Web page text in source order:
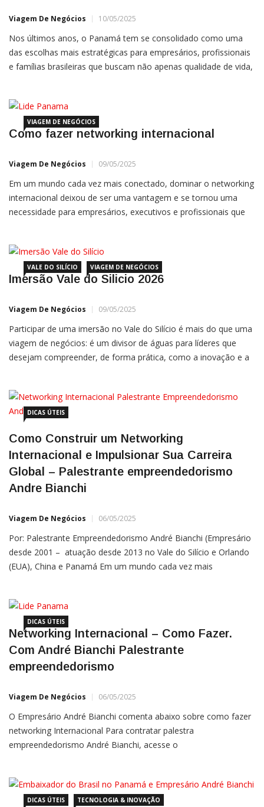
Viagem De Negócios 10/05/2025
Nos últimos anos, o Panamá tem se consolidado como uma
das escolhas mais estratégicas para empresários, profissionais
e famílias brasileiras que buscam não apenas qualidade de vida,
do
VIAGEM DE NEGÓCIOS
Como fazer networking internacional
Viagem De Negócios 09/05/2025
Em um mundo cada vez mais conectado, dominar o networking
internacional deixou de ser uma vantagem e se tornou uma
necessidade para empresários, executivos e profissionais que
VALE DO SILÍCIO VIAGEM DE NEGÓCIOS
Imersão Vale do Silicio 2026
Viagem De Negócios 09/05/2025
Participar de uma imersão no Vale do Silício é mais do que uma
viagem de negócios: é um divisor de águas para líderes que
desejam compreender, de forma prática, como a inovação e a
DICAS ÚTEIS
Como Construir um Networking
Internacional e Impulsionar Sua Carreira
Global – Palestrante empreendedorismo
Andre Bianchi
Viagem De Negócios 06/05/2025
Por: Palestrante Empreendedorismo André Bianchi (Empresário
desde 2001 – atuação desde 2013 no Vale do Silício e Orlando
(EUA), China e Panamá Em um mundo cada vez mais
DICAS ÚTEIS
Networking Internacional – Como Fazer.
Com André Bianchi Palestrante
empreendedorismo
Viagem De Negócios 06/05/2025
O Empresário André Bianchi comenta abaixo sobre como fazer
networking Internacional Para contratar palestra
empreendedorismo André Bianchi, acesse o
empreendedorismo André Bianchi, acesse o
DICAS ÚTEIS TECNOLOGIA & INOVAÇÃO